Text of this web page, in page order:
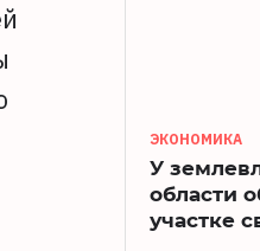
ЭКОНОМИКА
У
области
участке